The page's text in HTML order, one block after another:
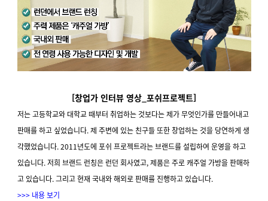
[창업가 인터뷰 영상_포쉬프로젝트]
저는 고등학교와 대학교 때부터 취업하는 것보다는 제가 무엇인가를 만들어내고
판매를 하고 싶었습니다. 제 주변에 있는 친구들 또한 창업하는 것을 당연하게 생
각했었습니다. 2011년도에 포쉬 프로젝트라는 브랜드를 설립하여 운영을 하고
있습니다. 저희 브랜드 런칭은 런던 회사였고, 제품은 주로 캐주얼 가방을 판매하
고 있습니다. 그리고 현재 국내와 해외로 판매를 진행하고 있습니다.
>>> 내용 보기